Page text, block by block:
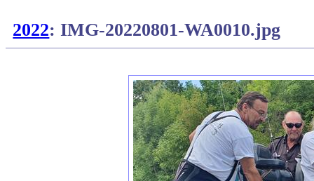
2022: IMG-20220801-WA0010.jpg